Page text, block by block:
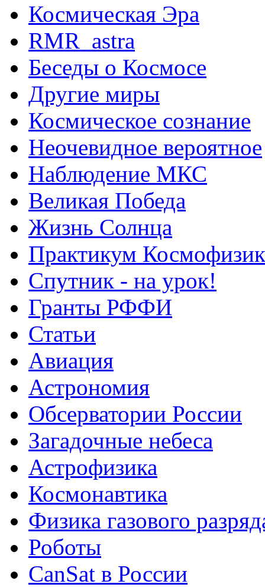
Космическая Эра
RMR_astra
Беседы о Космосе
Другие миры
Космическое сознание
Неочевидное вероятное
Наблюдение МКС
Великая Победа
Жизнь Солнца
Практикум
Спутник - на урок!
Гранты РФФИ
Статьи
Авиация
Астрономия
Обсерватории России
Загадочные небеса
Астрофизика
Космонавтика
Физика газового
Роботы
CanSat в России